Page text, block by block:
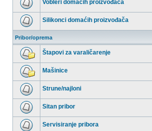
postova
Nema
nepročitanih
postova
Vobleri domaćih proizvođača
Nema
postova
Silikonci domaćih proizvođača
Pribor/oprema
Nema
nepročitanih
postova
Štapovi za varaličarenje
Nema
nepročitanih
postova
Mašinice
Nema
nepročitanih
postova
Strune/najloni
Nema
nepročitanih
postova
Sitan pribor
Servisiranje pribora